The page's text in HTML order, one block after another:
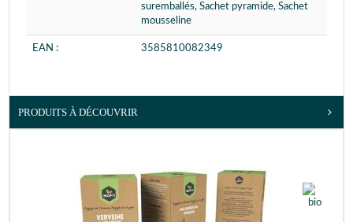
suremballés, Sachet pyramide, Sachet
mousseline
EAN : 3585810082349
PRODUITS À DÉCOUVRIR